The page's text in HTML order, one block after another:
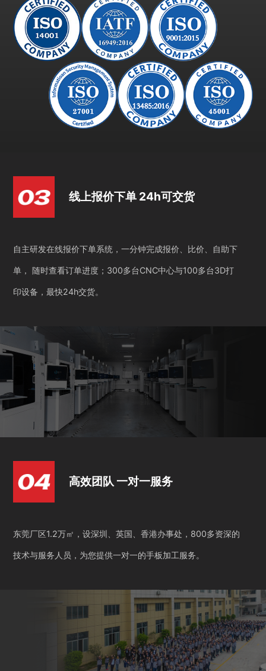
线上报价下单 24h可交货
自主研发在线报价下单系统，一分钟完成报价、比价、自助下
单， 随时查看订单进度；300多台CNC中心与100多台3D打
印设备，最快24h交货。
高效团队 一对一服务
东莞厂区1.2万㎡，设深圳、英国、香港办事处，800多资深的
技术与服务人员，为您提供一对一的手板加工服务。